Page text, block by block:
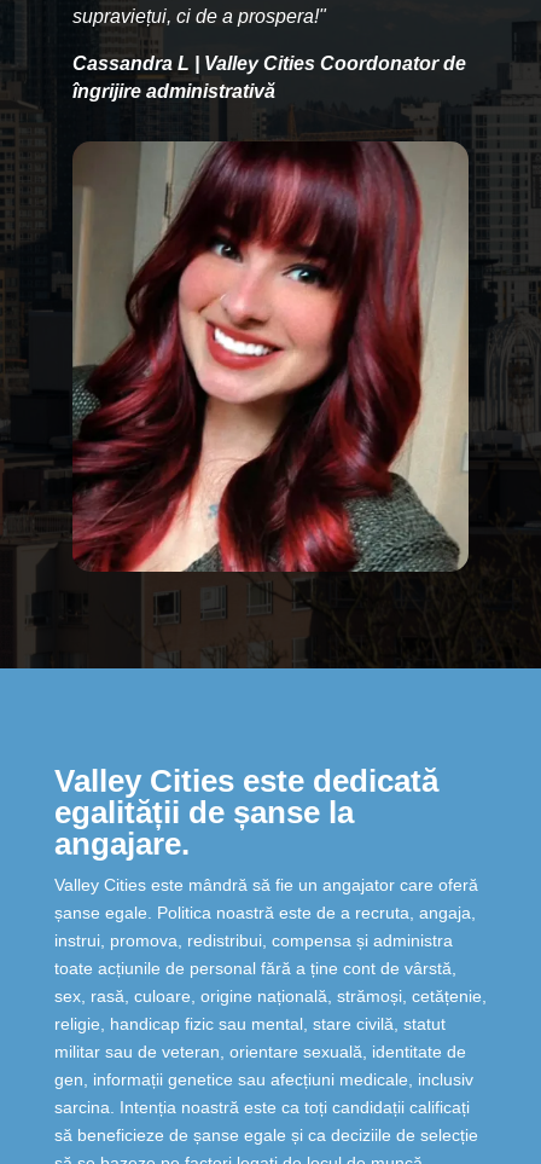
supraviețui, ci de a prospera!"
Cassandra L | Valley Cities Coordonator de
îngrijire administrativă
Valley Cities este dedicată
egalității de șanse la
angajare.
Valley Cities este mândră să fie un angajator care oferă
șanse egale. Politica noastră este de a recruta, angaja,
instrui, promova, redistribui, compensa și administra
toate acțiunile de personal fără a ține cont de vârstă,
sex, rasă, culoare, origine națională, strămoși, cetățenie,
religie, handicap fizic sau mental, stare civilă, statut
militar sau de veteran, orientare sexuală, identitate de
gen, informații genetice sau afecțiuni medicale, inclusiv
sarcina. Intenția noastră este ca toți candidații calificați
să beneficieze de șanse egale și ca deciziile de selecție